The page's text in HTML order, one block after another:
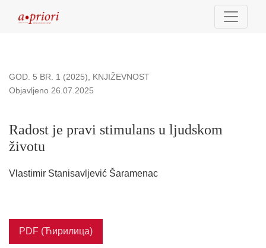
GOD. 5 BR. 1 (2025), KNJIŽEVNOST
Radost je pravi stimulans u ljudskom
životu
Objavljeno 26.07.2025
Vlastimir Stanisavljević Šaramenac
PDF (Ћирилица)